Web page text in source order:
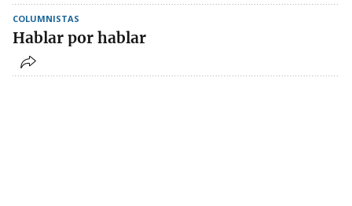
COLUMNISTAS
Hablar por hablar